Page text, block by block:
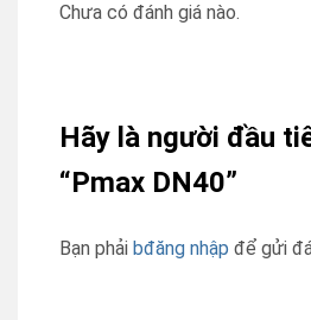
Chưa có đánh giá nào.
Hãy là người đầu
“Pmax DN40”
Bạn phải bđăng nhập để gửi